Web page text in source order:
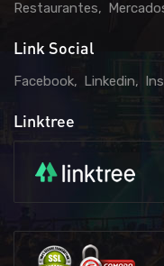
Restaurantes
Link Social
Facebook Linkedin
Linktree